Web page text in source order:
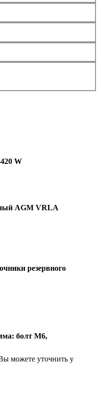
W
AGM VRLA
резервного
болт М6,
можете уточнить у